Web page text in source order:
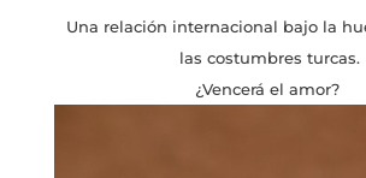
Una relación internacional bajo la
las costumbres turcas.
¿Vencerá el amor?